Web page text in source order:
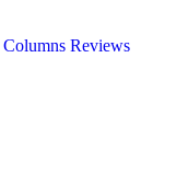
Columns Reviews